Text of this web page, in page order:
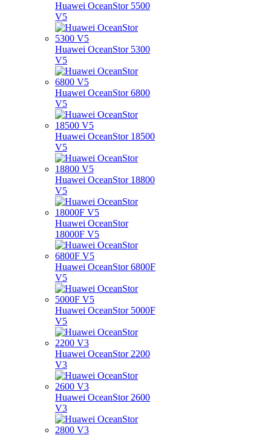
Huawei OceanStor 5500
V5
Huawei OceanStor 5300
V5
Huawei OceanStor 6800
V5
Huawei OceanStor 18500
V5
Huawei OceanStor 18800
V5
Huawei OceanStor
18000F V5
Huawei OceanStor 6800F
V5
Huawei OceanStor 5000F
V5
Huawei OceanStor 2200
V3
Huawei OceanStor 2600
V3